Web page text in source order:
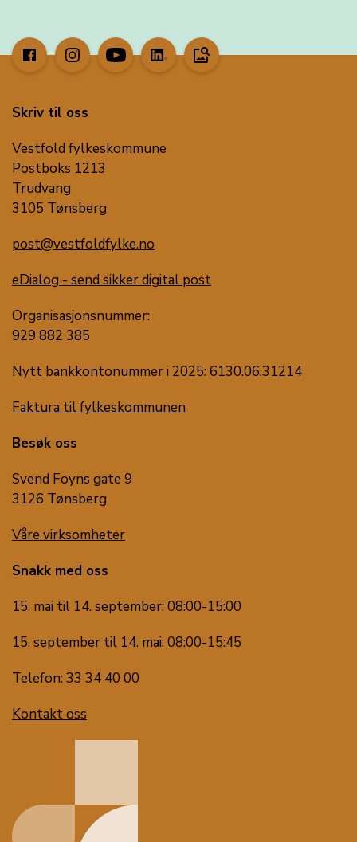
image_search
Skriv til oss
Vestfold fylkeskommune
Postboks 1213
Trudvang
3105 Tønsberg
post@vestfoldfylke.no
eDialog - send sikker digital post
Organisasjonsnummer:
929 882 385
Nytt bankkontonummer i 2025: 6130.06.31214
Faktura til fylkeskommunen
Besøk oss
Svend Foyns gate 9
3126 Tønsberg
Våre virksomheter
Snakk med oss
15. mai til 14. september: 08:00-15:00
15. september til 14. mai: 08:00-15:45
Telefon: 33 34 40 00
Kontakt oss